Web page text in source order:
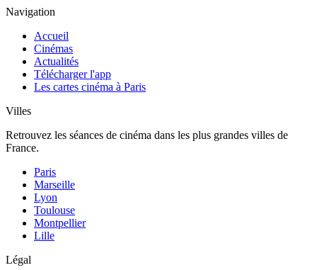
Navigation
Accueil
Cinémas
Actualités
Télécharger l'app
Les cartes cinéma à Paris
Villes
Retrouvez les séances de cinéma dans les plus grandes villes de
France.
Paris
Marseille
Lyon
Toulouse
Montpellier
Lille
Légal